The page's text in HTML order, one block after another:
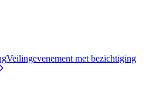
Veilingevenement met bezichtiging